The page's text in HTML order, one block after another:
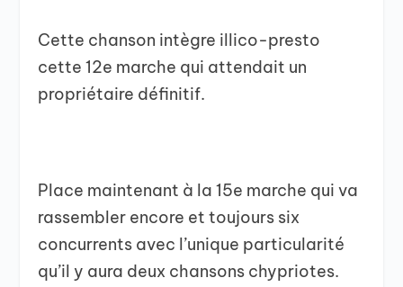
Cette chanson intègre illico-presto
cette 12e marche qui attendait un
propriétaire définitif.
Place maintenant à la 15e marche qui va
rassembler encore et toujours six
concurrents avec l’unique particularité
qu’il y aura deux chansons chypriotes.